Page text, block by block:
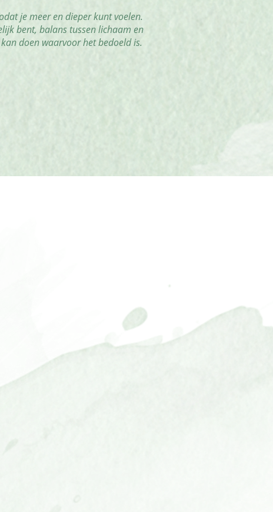
je meer en dieper kunt voelen.
bent, balans tussen lichaam en
doen waarvoor het bedoeld is.